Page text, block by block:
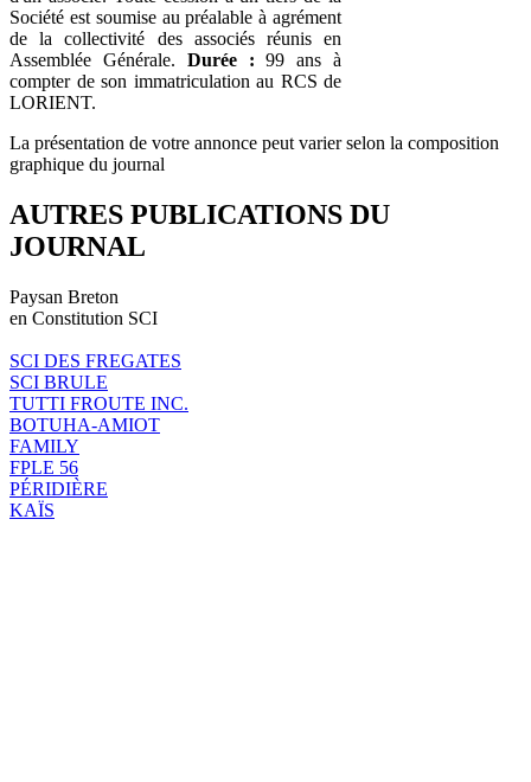
Société est soumise au préalable à agrément
de la collectivité des associés réunis en
Assemblée Générale. Durée : 99 ans à
compter de son immatriculation au RCS de
LORIENT.
La présentation de votre annonce peut varier selon la composition
graphique du journal
AUTRES PUBLICATIONS DU
JOURNAL
Paysan Breton
en Constitution SCI
SCI DES FREGATES
SCI BRULE
TUTTI FROUTE INC.
BOTUHA-AMIOT
FAMILY
FPLE 56
PÉRIDIÈRE
KAÏS